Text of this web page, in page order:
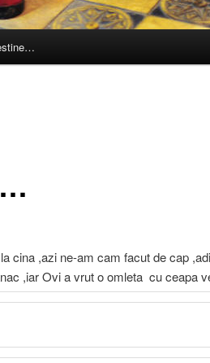
cina ,azi ne-am cam facut de cap
,iar Ovi a vrut o omleta cu ceapa